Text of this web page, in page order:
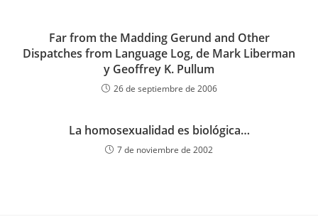
Far from the Madding Gerund and Other
Dispatches from Language Log, de Mark Liberman
y Geoffrey K. Pullum
26 de septiembre de 2006
La homosexualidad es biológica…
7 de noviembre de 2002